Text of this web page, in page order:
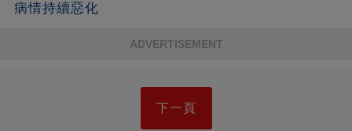
病情持續惡化
ADVERTISEMENT
下一頁